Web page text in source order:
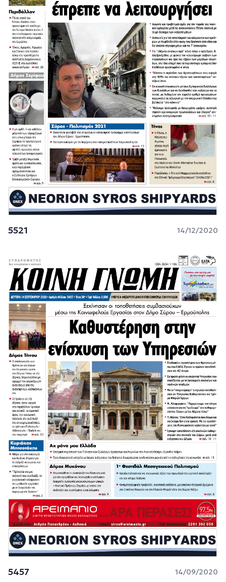
5521 14/12/2020
5457 14/09/2020